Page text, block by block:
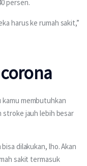
persen.
harus ke rumah sakit,”
kamu membutuhkan
stroke jauh lebih besar
dilakukan, lho. Akan
sakit termasuk